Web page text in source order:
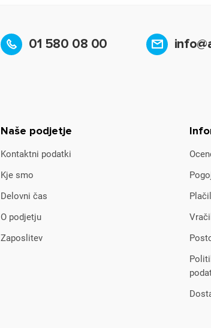
01 580 08 00
Naše podjetje
Kontaktni podatki
Kje smo
Delovni čas
O podjetju
Zaposlitev